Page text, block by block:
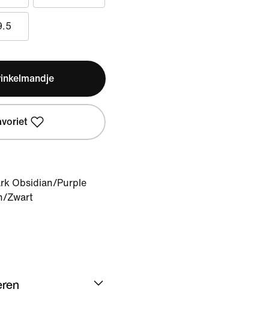
Obsidian/Purple
Zwart